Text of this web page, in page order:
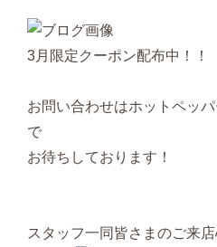
3月限定クーポン配布中！！
お問い合わせはホットペッ
で
お待ちしております！
スタッフ一同皆さまのご来